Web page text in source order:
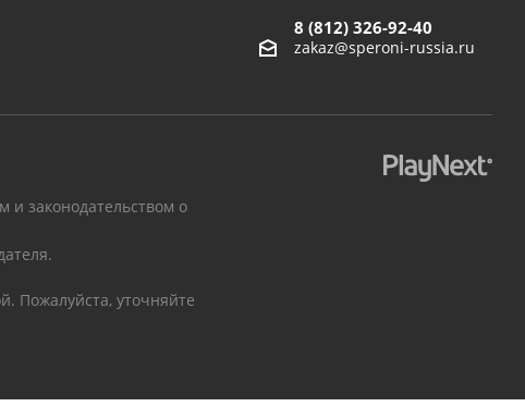
8 (812) 326-92-40
zakaz@speroni-russia.ru
и законодательством о
Пожалуйста, уточняйте